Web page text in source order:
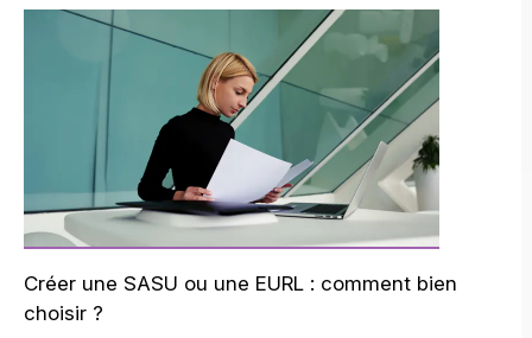
Créer une SASU ou une EURL : comment bien
choisir ?